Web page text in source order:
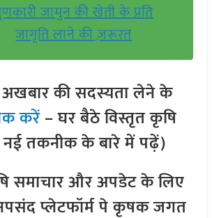
जामुन की खेती के प्रति
जागृति लाने की ज़रूरत
की सदस्यता लेने के
करें– घर बैठे विस्तृत कृषि
नई तकनीक के बारे में पढ़ें)
समाचार और अपडेट के लिए
प्लेटफॉर्म पे कृषक जगत